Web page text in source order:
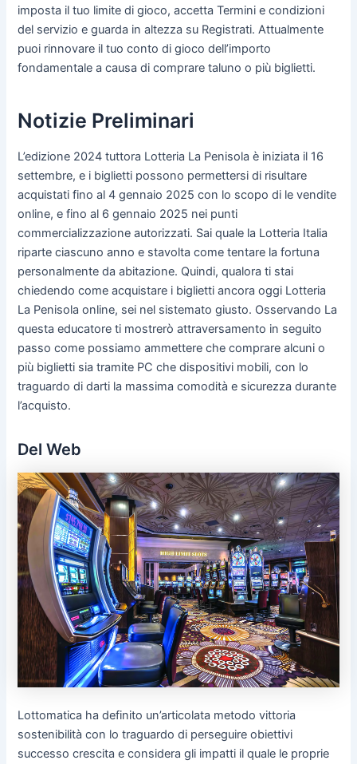
imposta il tuo limite di gioco, accetta Termini e condizioni
del servizio e guarda in altezza su Registrati. Attualmente
puoi rinnovare il tuo conto di gioco dell’importo
fondamentale a causa di comprare taluno o più biglietti.
Notizie Preliminari
L’edizione 2024 tuttora Lotteria La Penisola è iniziata il 16
settembre, e i biglietti possono permettersi di risultare
acquistati fino al 4 gennaio 2025 con lo scopo di le vendite
online, e fino al 6 gennaio 2025 nei punti
commercializzazione autorizzati. Sai quale la Lotteria Italia
riparte ciascuno anno e stavolta come tentare la fortuna
personalmente da abitazione. Quindi, qualora ti stai
chiedendo come acquistare i biglietti ancora oggi Lotteria
La Penisola online, sei nel sistemato giusto. Osservando La
questa educatore ti mostrerò attraversamento in seguito
passo come possiamo ammettere che comprare alcuni o
più biglietti sia tramite PC che dispositivi mobili, con lo
traguardo di darti la massima comodità e sicurezza durante
l’acquisto.
Del Web
Lottomatica ha definito un’articolata metodo vittoria
sostenibilità con lo traguardo di perseguire obiettivi
successo crescita e considera gli impatti il quale le proprie